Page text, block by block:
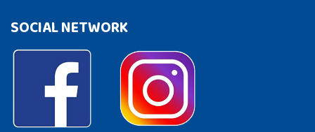
SOCIAL NETWORK